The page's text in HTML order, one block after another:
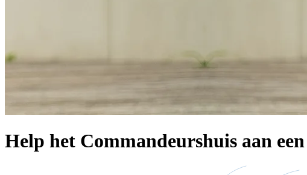
Help het Commandeurshuis aan